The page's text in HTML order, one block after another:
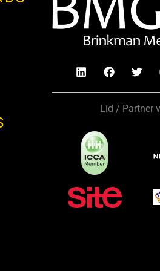
Lid / Partner